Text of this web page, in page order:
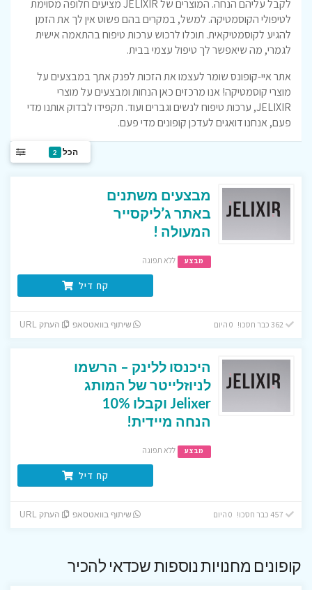
לקבל עליהם הנחה. המוצרים של JELIXIR מציעים חלופה מסוימת
לטיפולי הקוסמטיקה. למשל, במקרים בהם פשוט אין לך את הזמן
להגיע לקוסמטיקאית. תוכלו לרכוש ערכות טיפוח בהתאמה אישית
לגמרי, מה שיאפשר לך טיפול עצמי בבית.
אתר איי-קופונס שומר לעצמו את הזכות לפנק אתך במבצעים על
מוצרי קוסמטיקה! אנו מרכזים כאן הנחות ומבצעים על מוצרי
JELIXIR, ערכות טיפוח לנשים וגברים ועוד. תקפידו לבדוק אותנו מדי
פעם, אנחנו דואגים לעדכן קופונים מדי פעם.
הכל 2
מבצעים משתנים
באתר ג’ליקסייר
המעולה !
מבצע ללא תפוגה
קח דיל
שיתוף בוואטסאפ העתק URL
היכנסו ללינק – הרשמו
לניוזלייטר של המותג
Jelixer וקבלו 10%
הנחה מיידית!
מבצע ללא תפוגה
קח דיל
שיתוף בוואטסאפ העתק URL
קופונים מחנויות נוספות שכדאי להכיר